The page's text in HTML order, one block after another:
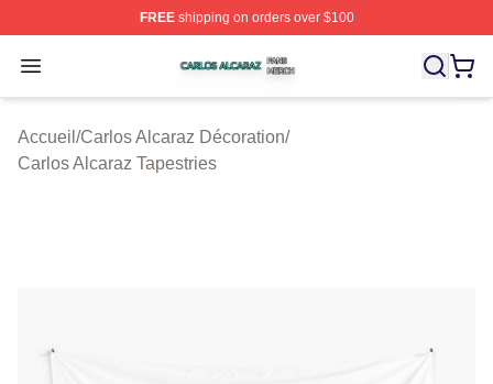
FREEshipping on orders over $100
Open menu
Carlos Alcaraz Shop ⚡️ Officially Licensed Carlos
Accueil /Carlos Alcaraz Décoration/
Carlos Alcaraz Tapestries